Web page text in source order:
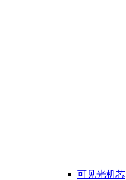
可见光机芯